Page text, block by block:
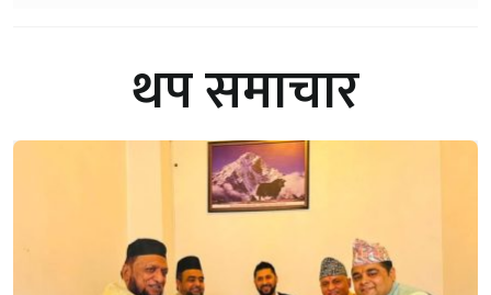
थप समाचार